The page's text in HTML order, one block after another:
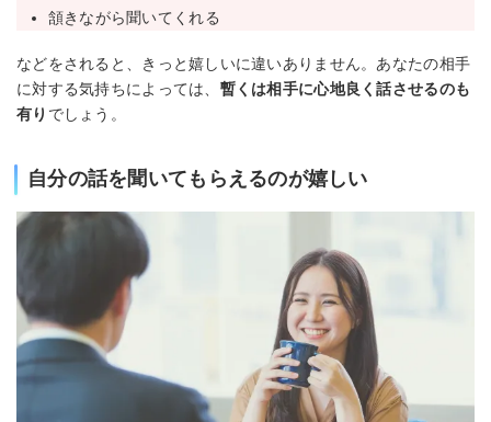
頷きながら聞いてくれる
などをされると、きっと嬉しいに違いありません。あなたの相手
に対する気持ちによっては、 暫くは相手に心地良く話させるのも
有り でしょう。
自分の話を聞いてもらえるのが嬉しい